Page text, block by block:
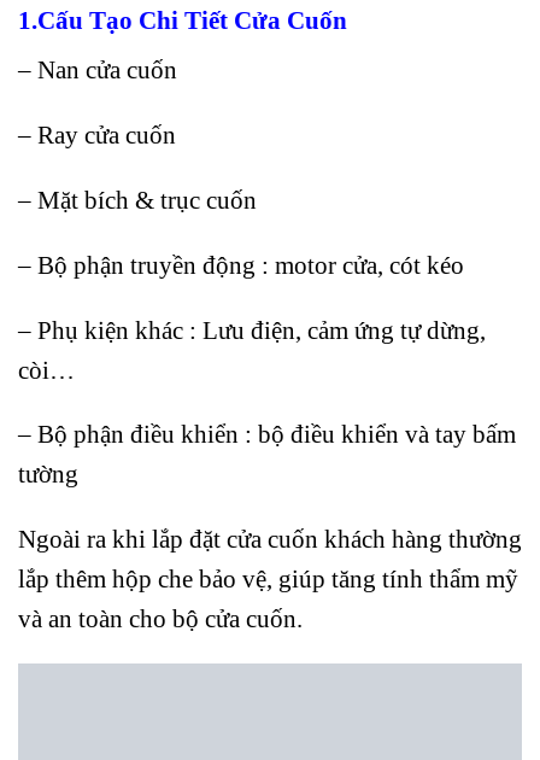
1.Cấu Tạo Chi Tiết Cửa Cuốn
– Nan cửa cuốn
– Ray cửa cuốn
– Mặt bích & trục cuốn
– Bộ phận truyền động : motor cửa, cót kéo
– Phụ kiện khác : Lưu điện, cảm ứng tự dừng,
còi…
– Bộ phận điều khiển : bộ điều khiển và tay bấm
tường
Ngoài ra khi lắp đặt cửa cuốn khách hàng thường
lắp thêm hộp che bảo vệ, giúp tăng tính thẩm mỹ
và an toàn cho bộ cửa cuốn.